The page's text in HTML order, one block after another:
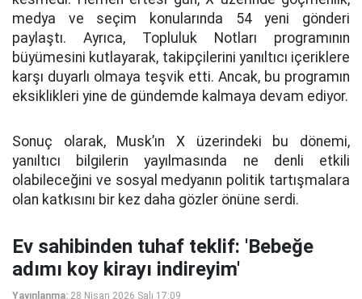
medya ve seçim konularında 54 yeni gönderi
paylaştı. Ayrıca, Topluluk Notları programının
büyümesini kutlayarak, takipçilerini yanıltıcı içeriklere
karşı duyarlı olmaya teşvik etti. Ancak, bu programın
eksiklikleri yine de gündemde kalmaya devam ediyor.
Sonuç olarak, Musk’ın X üzerindeki bu dönemi,
yanıltıcı bilgilerin yayılmasında ne denli etkili
olabileceğini ve sosyal medyanın politik tartışmalara
olan katkısını bir kez daha gözler önüne serdi.
Ev sahibinden tuhaf teklif: 'Bebeğe
adımı koy kirayı indireyim'
Yayınlanma: 28 Nisan 2026 Salı 17:09